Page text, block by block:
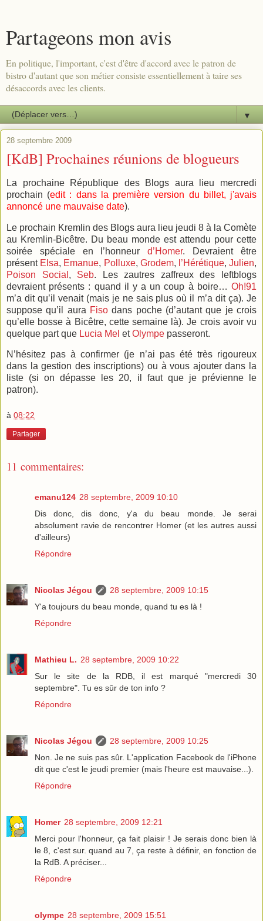
Partageons mon avis
En politique, l'important, c'est d'être d'accord avec le patron de
bistro d'autant que son métier consiste essentiellement à taire ses
désaccords avec les clients.
▼
28 septembre 2009
[KdB] Prochaines réunions de blogueurs
La prochaine République des Blogs aura lieu mercredi
prochain (edit : dans la première version du billet, j'avais
annoncé une mauvaise date).
Le prochain Kremlin des Blogs aura lieu jeudi 8 à la Comète
au Kremlin-Bicêtre. Du beau monde est attendu pour cette
soirée spéciale en l’honneurd’Homer. Devraient être
présent Elsa, Emanue, Polluxe, Grodem, l’Hérétique,Julien,
Poison Social , Seb. Les zautres zaffreux des leftblogs
devraient présents : quand il y a un coup à boire… Oh!91
m’a dit qu’il venait (mais je ne sais plus où il m’a dit ça). Je
suppose qu’il aura Fiso dans poche (d’autant que je crois
qu’elle bosse à Bicêtre, cette semaine là). Je crois avoir vu
quelque part que Lucia Mel etOlympe passeront.
N’hésitez pas à confirmer (je n’ai pas été très rigoureux
dans la gestion des inscriptions) ou à vous ajouter dans la
liste (si on dépasse les 20, il faut que je prévienne le
patron).
à 08:22
Partager
11 commentaires:
emanu124 28 septembre, 2009 10:10
Dis donc, dis donc, y'a du beau monde. Je serai
absolument ravie de rencontrer Homer (et les autres aussi
d'ailleurs)
Répondre
Nicolas Jégou
28 septembre, 2009 10:15
Y'a toujours du beau monde, quand tu es là !
Répondre
Mathieu L. 28 septembre, 2009 10:22
Sur le site de la RDB, il est marqué "mercredi 30
septembre". Tu es sûr de ton info ?
Répondre
Nicolas Jégou
28 septembre, 2009 10:25
Non. Je ne suis pas sûr. L'application Facebook de l'iPhone
dit que c'est le jeudi premier (mais l'heure est mauvaise...).
Répondre
Homer 28 septembre, 2009 12:21
Merci pour l'honneur, ça fait plaisir ! Je serais donc bien là
le 8, c'est sur. quand au 7, ça reste à définir, en fonction de
la RdB. A préciser...
Répondre
olympe 28 septembre, 2009 15:51